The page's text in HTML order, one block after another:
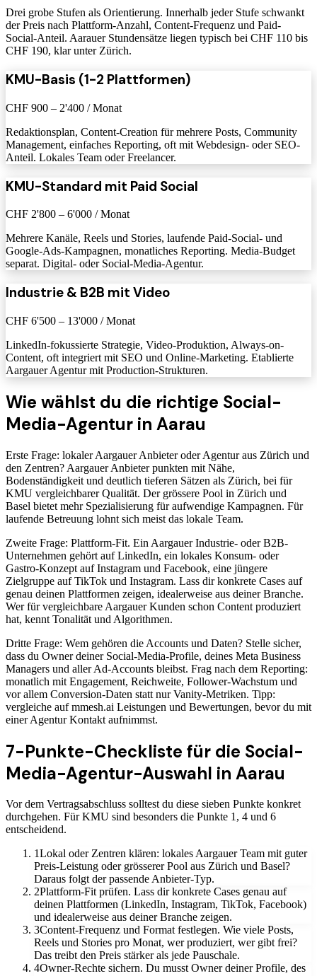
Drei grobe Stufen als Orientierung. Innerhalb jeder Stufe schwankt
der Preis nach Plattform-Anzahl, Content-Frequenz und Paid-
Social-Anteil. Aarauer Stundensätze liegen typisch bei CHF 110 bis
CHF 190, klar unter Zürich.
KMU-Basis (1-2 Plattformen)
CHF 900 – 2'400 / Monat
Redaktionsplan, Content-Creation für mehrere Posts, Community
Management, einfaches Reporting, oft mit Webdesign- oder SEO-
Anteil. Lokales Team oder Freelancer.
KMU-Standard mit Paid Social
CHF 2'800 – 6'000 / Monat
Mehrere Kanäle, Reels und Stories, laufende Paid-Social- und
Google-Ads-Kampagnen, monatliches Reporting. Media-Budget
separat. Digital- oder Social-Media-Agentur.
Industrie & B2B mit Video
CHF 6'500 – 13'000 / Monat
LinkedIn-fokussierte Strategie, Video-Produktion, Always-on-
Content, oft integriert mit SEO und Online-Marketing. Etablierte
Aargauer Agentur mit Production-Strukturen.
Wie wählst du die richtige Social-
Media-Agentur in Aarau
Erste Frage: lokaler Aargauer Anbieter oder Agentur aus Zürich und
den Zentren? Aargauer Anbieter punkten mit Nähe,
Bodenständigkeit und deutlich tieferen Sätzen als Zürich, bei für
KMU vergleichbarer Qualität. Der grössere Pool in Zürich und
Basel bietet mehr Spezialisierung für aufwendige Kampagnen. Für
laufende Betreuung lohnt sich meist das lokale Team.
Zweite Frage: Plattform-Fit. Ein Aargauer Industrie- oder B2B-
Unternehmen gehört auf LinkedIn, ein lokales Konsum- oder
Gastro-Konzept auf Instagram und Facebook, eine jüngere
Zielgruppe auf TikTok und Instagram. Lass dir konkrete Cases auf
genau deinen Plattformen zeigen, idealerweise aus deiner Branche.
Wer für vergleichbare Aargauer Kunden schon Content produziert
hat, kennt Tonalität und Algorithmen.
Dritte Frage: Wem gehören die Accounts und Daten? Stelle sicher,
dass du Owner deiner Social-Media-Profile, deines Meta Business
Managers und aller Ad-Accounts bleibst. Frag nach dem Reporting:
monatlich mit Engagement, Reichweite, Follower-Wachstum und
vor allem Conversion-Daten statt nur Vanity-Metriken. Tipp:
vergleiche auf mmesh.ai Leistungen und Bewertungen, bevor du mit
einer Agentur Kontakt aufnimmst.
7-Punkte-Checkliste für die Social-
Media-Agentur-Auswahl in Aarau
Vor dem Vertragsabschluss solltest du diese sieben Punkte konkret
durchgehen. Für KMU sind besonders die Punkte 1, 4 und 6
entscheidend.
1Lokal oder Zentren klären: lokales Aargauer Team mit guter
Preis-Leistung oder grösserer Pool aus Zürich und Basel?
Daraus folgt der passende Anbieter-Typ.
2Plattform-Fit prüfen. Lass dir konkrete Cases genau auf
deinen Plattformen (LinkedIn, Instagram, TikTok, Facebook)
und idealerweise aus deiner Branche zeigen.
3Content-Frequenz und Format festlegen. Wie viele Posts,
Reels und Stories pro Monat, wer produziert, wer gibt frei?
Das treibt den Preis stärker als jede Pauschale.
4Owner-Rechte sichern. Du musst Owner deiner Profile, des